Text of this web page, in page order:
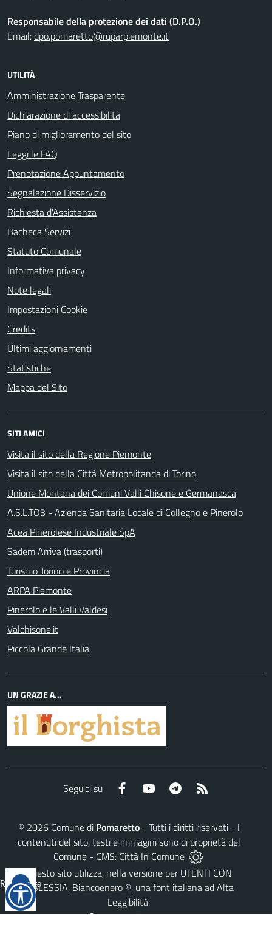
Responsabile della protezione dei dati (D.P.O.)
Email:dpo.pomaretto@ruparpiemonte.it
UTILITÀ
Amministrazione Trasparente
Dichiarazione di accessibilità
Piano di miglioramento del sito
Leggi le FAQ
Prenotazione Appuntamento
Segnalazione Disservizio
Richiesta d'Assistenza
Bacheca Servizi
Statuto Comunale
Informativa privacy
Note legali
Impostazioni Cookie
Credits
Ultimi aggiornamenti
Statistiche
Mappa del Sito
SITI AMICI
Visita il sito della Regione Piemonte
Visita il sito della Città Metropolitanda di Torino
Unione Montana dei Comuni Valli Chisone e Germanasca
A.S.L.TO3 - Azienda Sanitaria Locale di Collegno e Pinerolo
Acea Pinerolese Industriale SpA
Sadem Arriva (trasporti)
Turismo Torino e Provincia
ARPA Piemonte
Pinerolo e le Valli Valdesi
Valchisone.it
Piccola Grande Italia
UN GRAZIE A...
Seguici su Facebook YouTube Telegram
© 2026Comune di Pomaretto- Tutti i diritti riservati - I
contenuti del sito, testi e immagini sono di proprietà del
Comune - CMS: Città In Comune
Questo sito utilizza, nella versione per UTENTI CON
DISLESSIA, Biancoenero ®, una font italiana ad Alta
Leggibilità.
AREA RISERVATA
Reimposta
tutto